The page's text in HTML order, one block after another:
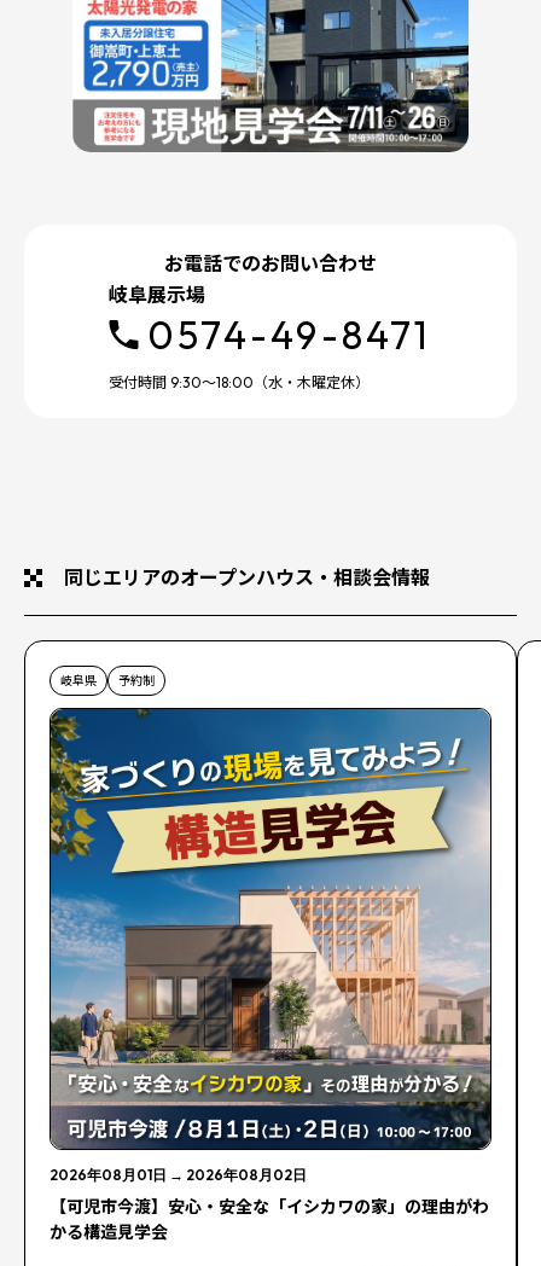
お電話でのお問い合わせ
岐阜展示場
0574-49-8471
受付時間 9:30～18:00（水・木曜定休）
同じエリアのオープンハウス・相談会情報
岐阜県 予約制
2026年08月01日 → 2026年08月02日
【可児市今渡】安心・安全な「イシカワの家」の理由がわ
かる構造見学会